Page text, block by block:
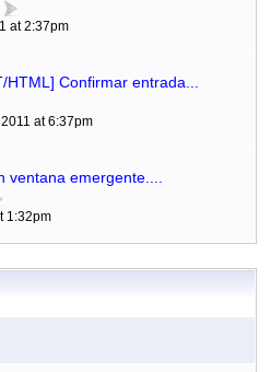
at 2:37pm
HTML] Confirmar entrada...
at 6:37pm
ventana emergente....
1:32pm